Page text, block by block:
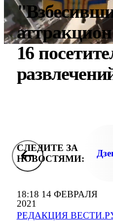
18:18 14 ФЕВРАЛЯ
2021
РЕДАКЦИЯ
16
СЛЕДИТЕ ЗА
НОВОСТЯМИ: